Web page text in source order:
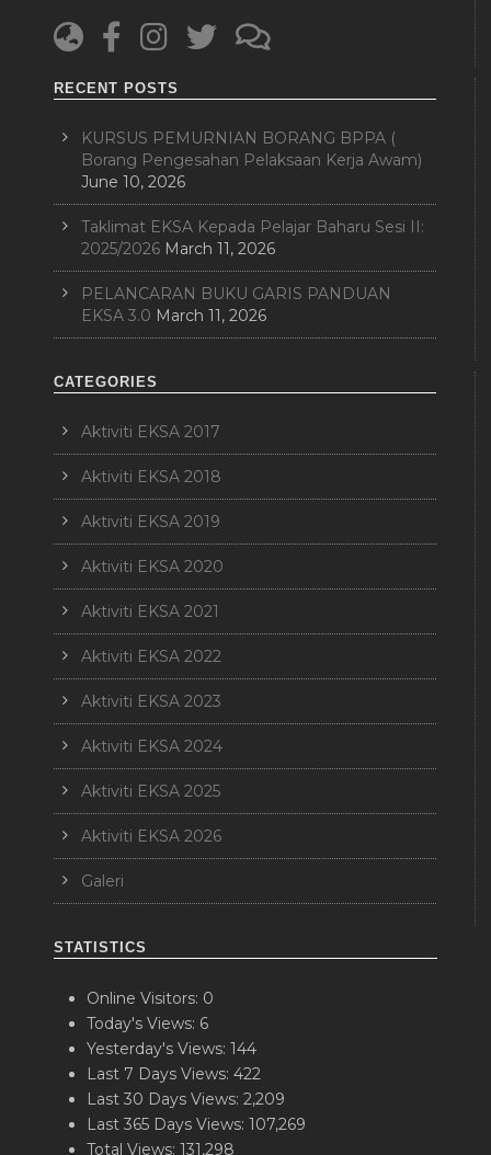
RECENT POSTS
KURSUS PEMURNIAN BORANG BPPA (
Borang Pengesahan Pelaksaan Kerja Awam)
June 10, 2026
Taklimat EKSA Kepada Pelajar Baharu Sesi II:
2025/2026 March 11, 2026
PELANCARAN BUKU GARIS PANDUAN
EKSA 3.0 March 11, 2026
CATEGORIES
Aktiviti EKSA 2017
Aktiviti EKSA 2018
Aktiviti EKSA 2019
Aktiviti EKSA 2020
Aktiviti EKSA 2021
Aktiviti EKSA 2022
Aktiviti EKSA 2023
Aktiviti EKSA 2024
Aktiviti EKSA 2025
Aktiviti EKSA 2026
Galeri
STATISTICS
Online Visitors: 0
Today's Views: 6
Yesterday's Views: 144
Last 7 Days Views: 422
Last 30 Days Views: 2,209
Last 365 Days Views: 107,269
Total Views: 131,298